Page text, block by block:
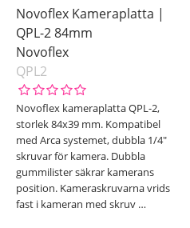
Novoflex Kameraplatta |
QPL-2 84mm
Novoflex
QPL2
Novoflex kameraplatta QPL-2,
storlek 84x39 mm. Kompatibel
med Arca systemet, dubbla 1/4"
skruvar för kamera. Dubbla
gummilister säkrar kamerans
position. Kameraskruvarna vrids
fast i kameran med skruv …